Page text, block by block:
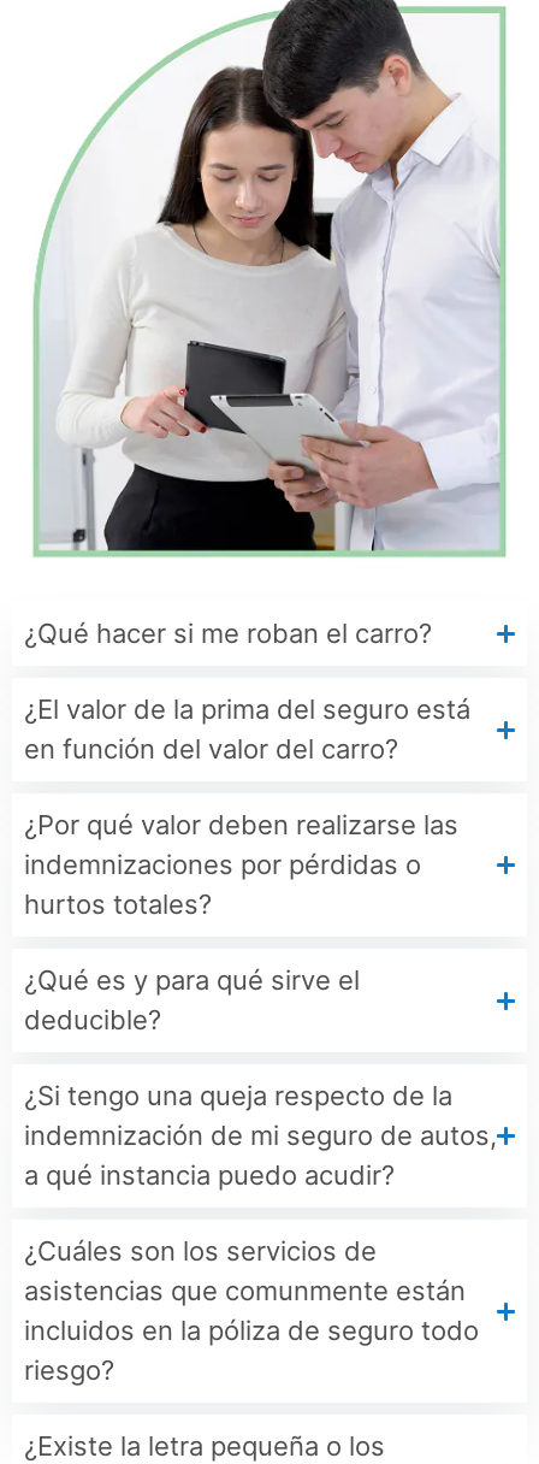
¿Qué hacer si me roban el carro?
¿El valor de la prima del seguro está
en función del valor del carro?
¿Por qué valor deben realizarse las
indemnizaciones por pérdidas o
hurtos totales?
¿Qué es y para qué sirve el
deducible?
¿Si tengo una queja respecto de la
indemnización de mi seguro de autos,
a qué instancia puedo acudir?
¿Cuáles son los servicios de
asistencias que comunmente están
incluidos en la póliza de seguro todo
riesgo?
¿Existe la letra pequeña o los